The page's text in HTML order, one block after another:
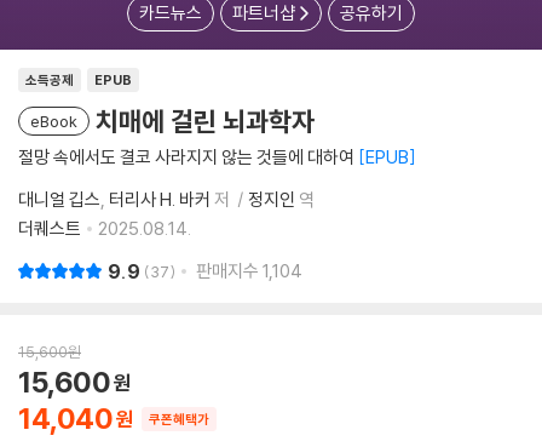
카드뉴스 파트너샵 공유하기
소득공제 EPUB
eBook 치매에 걸린 뇌과학자
절망 속에서도 결코 사라지지 않는 것들에 대하여 EPUB
대니얼 깁스 터리사 H. 바커 저 정지인 역
더퀘스트
2025.08.14.
9.9 37 판매지수 1,104
15,600원
14,040
15,600
쿠폰혜택가